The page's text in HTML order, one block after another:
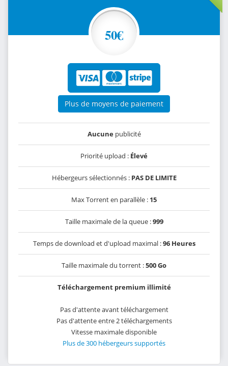
50€
Plus de moyens de paiement
Aucunepublicité
Priorité upload : Élevé
Hébergeurs sélectionnés : PAS DE LIMITE
Max Torrent en parallèle : 15
Taille maximale de la queue :999
Temps de download et d'upload maximal :96 Heures
Taille maximale du torrent :500 Go
Téléchargement premium illimité
Pas d'attente avant téléchargement
Pas d'attente entre 2 téléchargements
Vitesse maximale disponible
Plus de 300 hébergeurs supportés